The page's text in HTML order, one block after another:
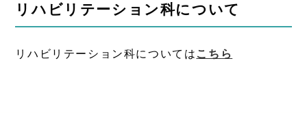
リハビリテーション科について
リハビリテーション科については こちら